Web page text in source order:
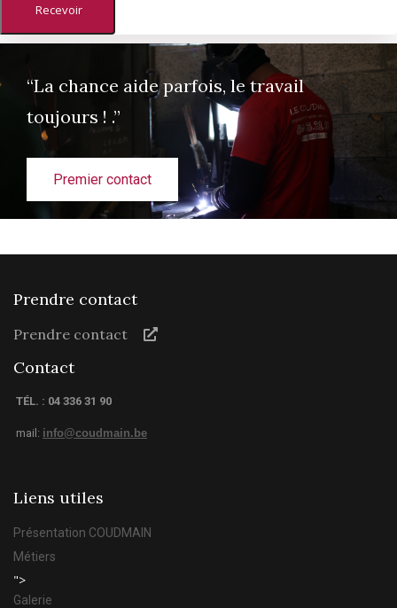
Recevoir
“La chance aide parfois, le travail
toujours ! .”
Premier contact
Prendre contact
Prendre contact
Contact
TÉL. : 04 336 31 90
mail: info@coudmain.be
Liens utiles
Présentation COUDMAIN
Métiers
">
Galerie